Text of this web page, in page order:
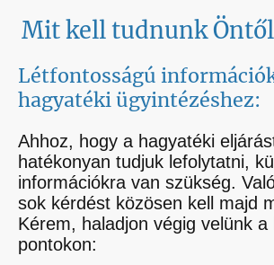
Mit kell tudnunk
Létfontosságú
hagyatéki ügyintézéshez:
Ahhoz, hogy a hagyatéki
hatékonyan tudjuk lefolytatni,
információkra van szükség.
sok kérdést közösen kell majd
Kérem, haladjon végig velünk a
pontokon: